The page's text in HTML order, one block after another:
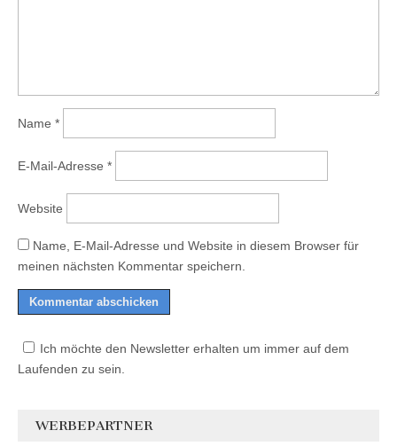
Name *
E-Mail-Adresse *
Website
Name, E-Mail-Adresse und Website in diesem Browser für
meinen nächsten Kommentar speichern.
Ich möchte den Newsletter erhalten um immer auf dem
Laufenden zu sein.
WERBEPARTNER